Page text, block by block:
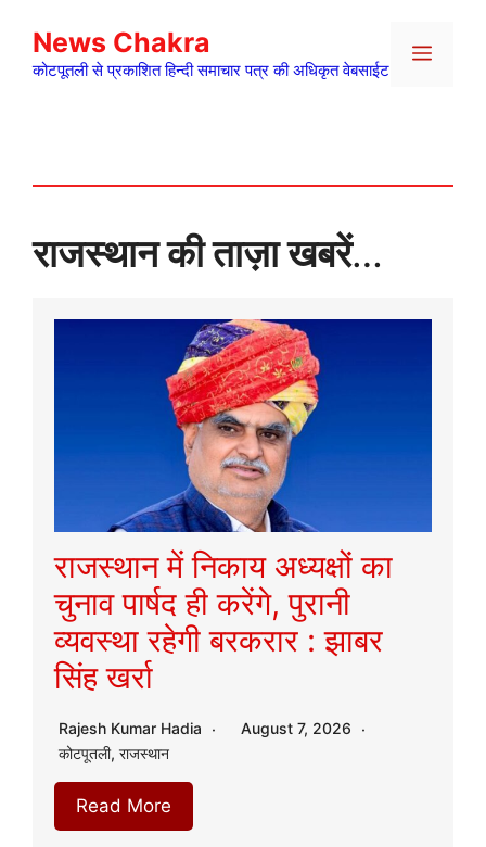
content
News Chakra
कोटपूतली से प्रकाशित हिन्दी समाचार पत्र की अधिकृत वेबसाईट
Menu
राजस्थान की ताज़ा खबरें…
राजस्थान में निकाय अध्यक्षों का
चुनाव पार्षद ही करेंगे, पुरानी
व्यवस्था रहेगी बरकरार : झाबर
सिंह खर्रा
Rajesh Kumar Hadia
August 7, 2026
कोटपूतली, राजस्थान
Read More